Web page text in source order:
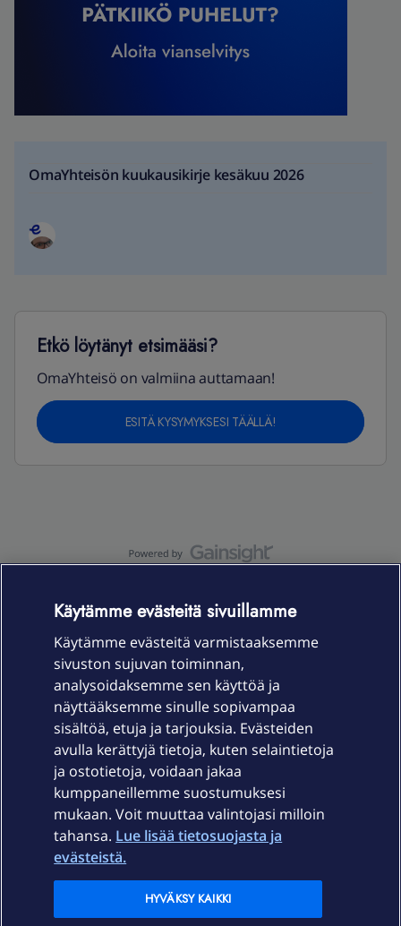
OmaYhteisön kuukausikirje kesäkuu 2026
Etkö löytänyt etsimääsi?
OmaYhteisö on valmiina auttamaan!
ESITÄ KYSYMYKSESI TÄÄLLÄ!
Laitteet & liittymät
Palvelut
Ajankohtaista
Elisa Oyj
Käytämme evästeitä sivuillamme
Käytämme evästeitä varmistaaksemme
sivuston sujuvan toiminnan,
analysoidaksemme sen käyttöä ja
näyttääksemme sinulle sopivampaa
sisältöä, etuja ja tarjouksia. Evästeiden
avulla kerättyjä tietoja, kuten selaintietoja
ja ostotietoja, voidaan jakaa
kumppaneillemme suostumuksesi
mukaan. Voit muuttaa valintojasi milloin
tahansa. Lue lisää tietosuojasta ja
evästeistä.
HYVÄKSY KAIKKI